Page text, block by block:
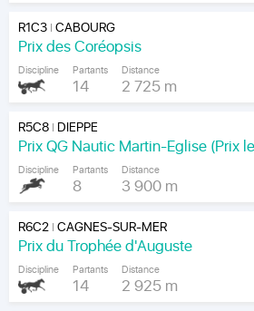
R1C3|CABOURG
Prix des Coréopsis
Discipline Partants
14
Distance
2 725 m
R5C8| DIEPPE
Discipline Partants
8
Distance
3 900 m
R6C2|CAGNES-SUR-MER
Prix du Trophée d'Auguste
Discipline Partants
14
Distance
2 925 m